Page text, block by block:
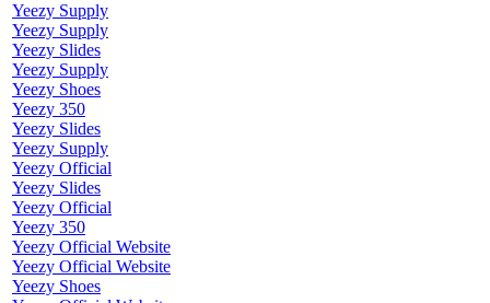
Yeezy Supply
Yeezy Supply
Yeezy Slides
Yeezy Supply
Yeezy Shoes
Yeezy 350
Yeezy Slides
Yeezy Supply
Yeezy Official
Yeezy Slides
Yeezy Official
Yeezy 350
Yeezy Official Website
Yeezy Official Website
Yeezy Shoes